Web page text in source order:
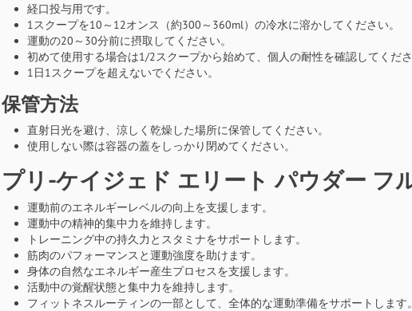
経口投与用です。
1スクープを10～12オンス（約300～360ml）の冷水に溶かしてください。
運動の20～30分前に摂取してください。
初めて使用する場合は1/2スクープから始めて、個人の耐性を確認してくださ
1日1スクープを超えないでください。
保管方法
直射日光を避け、涼しく乾燥した場所に保管してください。
使用しない際は容器の蓋をしっかり閉めてください。
プリ-ケイジェド エリート パウダー フ
運動前のエネルギーレベルの向上を支援します。
運動中の精神的集中力を維持します。
トレーニング中の持久力とスタミナをサポートします。
筋肉のパフォーマンスと運動強度を助けます。
身体の自然なエネルギー産生プロセスを支援します。
活動中の覚醒状態と集中力を維持します。
フィットネスルーティンの一部として、全体的な運動準備をサポートします。